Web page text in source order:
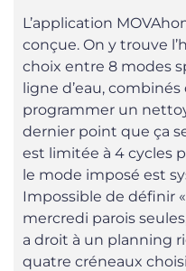
L’application
conçue. On y trouve
choix entre 8 modes
ligne d’eau,
programmer un
dernier point que ça
est limitée à 4 cycles
le mode imposé est
Impossible de définir
mercredi parois
a droit à un planning
quatre créneaux